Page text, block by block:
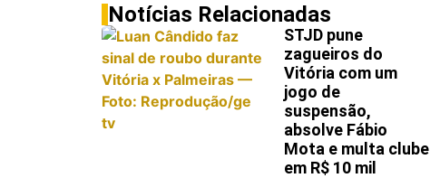
Notícias Relacionadas
STJD pune
zagueiros do
Vitória com um
jogo de
suspensão,
absolve Fábio
Mota e multa clube
em R$ 10 mil